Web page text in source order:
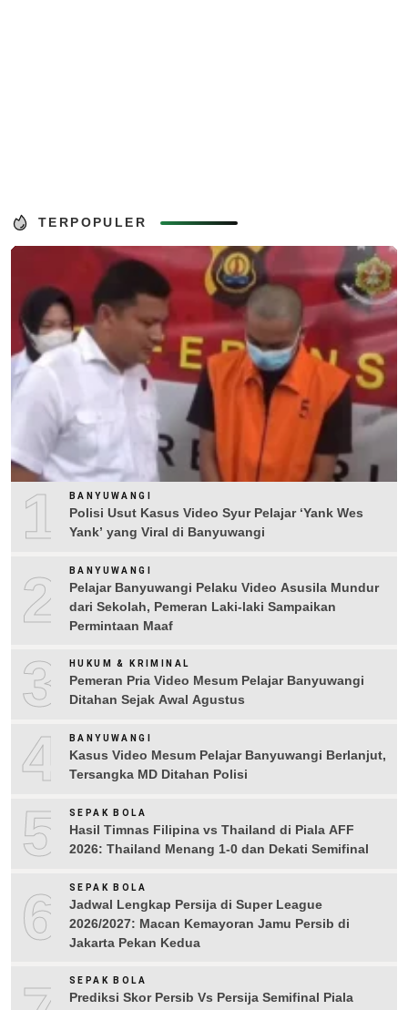
TERPOPULER
1 BANYUWANGI
Polisi Usut Kasus Video Syur Pelajar ‘Yank Wes
Yank’ yang Viral di Banyuwangi
2 BANYUWANGI
Pelajar Banyuwangi Pelaku Video Asusila Mundur
dari Sekolah, Pemeran Laki-laki Sampaikan
Permintaan Maaf
3 HUKUM & KRIMINAL
Pemeran Pria Video Mesum Pelajar Banyuwangi
Ditahan Sejak Awal Agustus
4 BANYUWANGI
Kasus Video Mesum Pelajar Banyuwangi Berlanjut,
Tersangka MD Ditahan Polisi
5 SEPAK BOLA
Hasil Timnas Filipina vs Thailand di Piala AFF
2026: Thailand Menang 1-0 dan Dekati Semifinal
6 SEPAK BOLA
Jadwal Lengkap Persija di Super League
2026/2027: Macan Kemayoran Jamu Persib di
Jakarta Pekan Kedua
SEPAK BOLA
Prediksi Skor Persib Vs Persija Semifinal Piala